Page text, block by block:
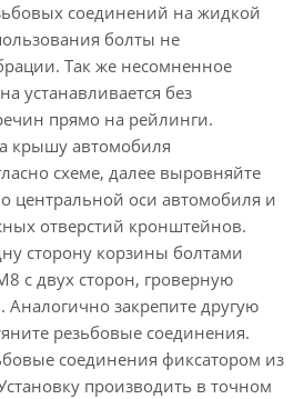
соединений на жидкой
болты не
Так же несомненное
устанавливается без
прямо на рейлинги.
крышу автомобиля
схеме, далее выровняйте
центральной оси автомобиля и
отверстий кронштейнов.
сторону корзины болтами
с двух сторон, гроверную
закрепите другую
резьбовые соединения.
соединения фиксатором из
производить в точном